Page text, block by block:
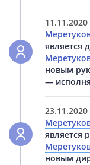
11.11.2020
является
новым
—
23.11.2020
является
новым